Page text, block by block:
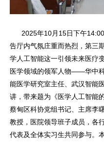
2025年10月15日下午14:00
告厅内气氛庄重而热烈，第三
学人工智能这一引领未来医疗
医学领域的领军人物——华中
能医学研究室主任、武汉智能
讲，带来题为《医学人工智能
蔡甸区科协党组书记、主席李
教授，医院领导班子成员，各
代表及全体实习生共同参与。